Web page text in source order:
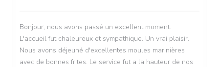
Bonjour, nous avons passé un excellent moment.
L'accueil fut chaleureux et sympathique. Un vrai plaisir.
Nous avons déjeuné d'excellentes moules marinières
avec de bonnes frites. Le service fut a la hauteur de nos